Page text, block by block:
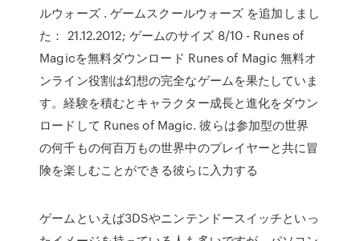
ルウォーズ . ゲームスクールウォーズ を追加しまし
た： 21.12.2012; ゲームのサイズ 8/10 - Runes of
Magicを無料ダウンロード Runes of Magic 無料オ
ンライン役割は幻想の完全なゲームを果たしていま
す。経験を積むとキャラクター成長と進化をダウン
ロードして Runes of Magic. 彼らは参加型の世界
の何千もの何百万もの世界中のプレイヤーと共に冒
険を楽しむことができる彼らに入力する
ゲームといえば3DSやニンテンドースイッチといっ